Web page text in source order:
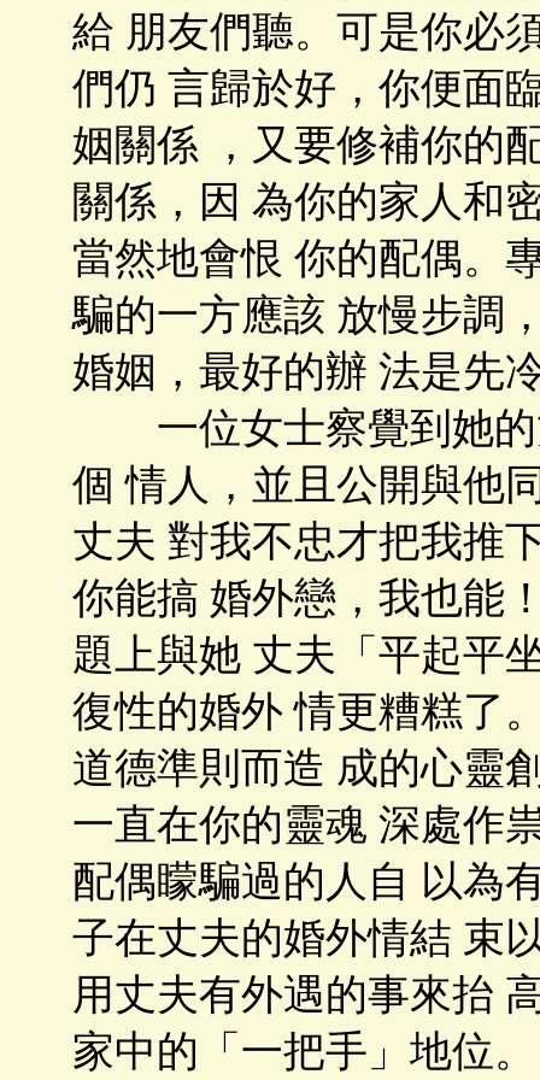
給 朋友們聽。可是你必
們仍 言歸於好，你便面
姻關係 ，又要修補你的
關係，因 為你的家人和
當然地會恨 你的配偶。
騙的一方應該 放慢步調
婚姻，最好的辦 法是先
一位女士察覺到她的
個 情人，並且公開與他
丈夫 對我不忠才把我推
你能搞 婚外戀，我也能
題上與她 丈夫「平起平
復性的婚外 情更糟糕了
道德準則而造 成的心靈
一直在你的靈魂 深處作
配偶矇騙過的人自 以為
子在丈夫的婚外情結 束
用丈夫有外遇的事來抬
家中的「一把手」地位